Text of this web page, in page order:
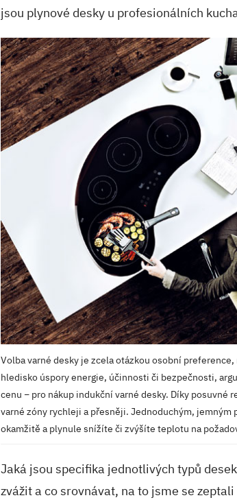
jsou plynové desky u profesionálních
Volba varné desky je zcela otázkou osobní
hledisko úspory energie, účinnosti či bezpečnosti,
cenu − pro nákup indukční varné desky. Díky posuvné
varné zóny rychleji a přesněji. Jednoduchým, jemným
okamžitě a plynule snížíte či zvýšíte teplotu na
Jaká jsou specifika jednotlivých typů
zvážit a co srovnávat, na to jsme se